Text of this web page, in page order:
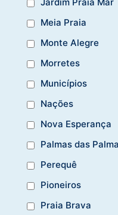
Meia Praia
Monte Alegre
Morretes
Municípios
Nações
Nova Esperança
Palmas das
Perequê
Pioneiros
Praia Brava